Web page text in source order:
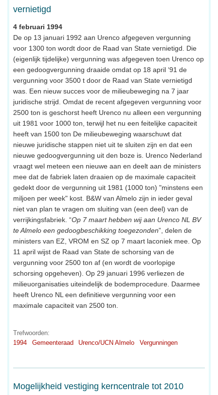
vernietigd
4 februari 1994
De op 13 januari 1992 aan Urenco afgegeven vergunning
voor 1300 ton wordt door de Raad van State vernietigd. Die
(eigenlijk tijdelijke) vergunning was afgegeven toen Urenco op
een gedoogvergunning draaide omdat op 18 april ‘91 de
vergunning voor 3500 t door de Raad van State vernietigd
was. Een nieuw succes voor de milieubeweging na 7 jaar
juridische strijd. Omdat de recent afgegeven vergunning voor
2500 ton is geschorst heeft Urenco nu alleen een vergunning
uit 1981 voor 1000 ton, terwijl het nu een feitelijke capaciteit
heeft van 1500 ton De milieubeweging waarschuwt dat
nieuwe juridische stappen niet uit te sluiten zijn en dat een
nieuwe gedoogvergunning uit den boze is. Urenco Nederland
vraagt wel meteen een nieuwe aan en deelt aan de ministers
mee dat de fabriek laten draaien op de maximale capaciteit
gedekt door de vergunning uit 1981 (1000 ton) "minstens een
miljoen per week" kost. B&W van Almelo zijn in ieder geval
niet van plan te vragen om sluiting van (een deel) van de
verrijkingsfabriek. “Op 7 maart hebben wij aan Urenco NL BV
te Almelo een gedoogbeschikking toegezonden”, delen de
ministers van EZ, VROM en SZ op 7 maart laconiek mee. Op
11 april wijst de Raad van State de schorsing van de
vergunning voor 2500 ton af (en wordt de voorlopige
schorsing opgeheven). Op 29 januari 1996 verliezen de
milieuorganisaties uiteindelijk de bodemprocedure. Daarmee
heeft Urenco NL een definitieve vergunning voor een
maximale capaciteit van 2500 ton.
Trefwoorden:
1994
Gemeenteraad Urenco/UCN Almelo Vergunningen
Mogelijkheid vestiging kerncentrale tot 2010